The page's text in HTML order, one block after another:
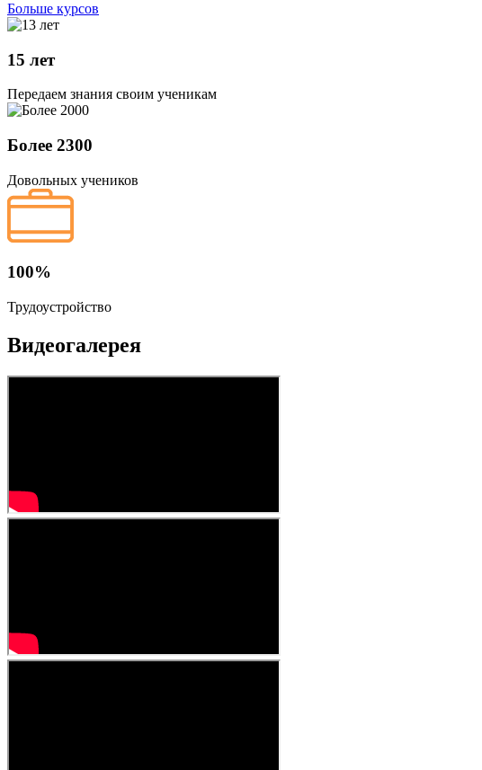
Больше курсов
15 лет
Передаем знания своим ученикам
Более 2300
Довольных учеников
100%
Трудоустройство
Видеогалерея